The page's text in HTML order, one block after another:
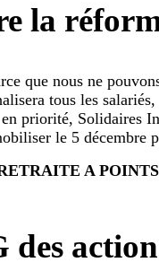
la
que nous ne
tous les
en priorité, Solidaires
le 5 décembre
A
des